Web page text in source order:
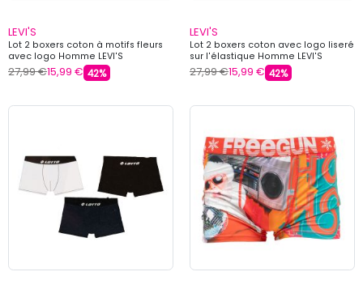
LEVI'S
Lot 2 boxers coton à motifs fleurs
avec logo Homme LEVI'S
27,99 €15,99 € 42%
LEVI'S
Lot 2 boxers coton avec logo liseré
sur l'élastique Homme LEVI'S
27,99 €15,99 € 42%